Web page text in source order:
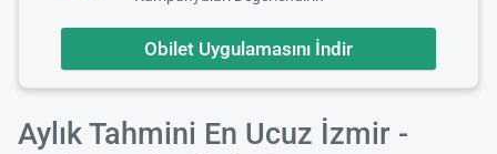
Obilet Uygulamasını İndir
Aylık Tahmini En Ucuz İzmir -